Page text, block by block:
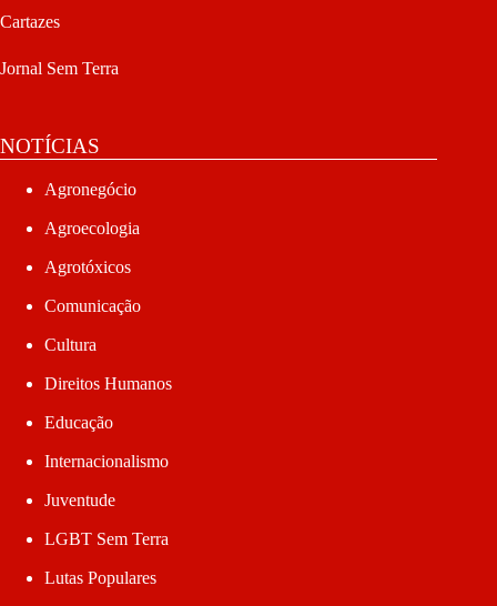
Cartazes
Jornal Sem Terra
NOTÍCIAS
Agronegócio
Agroecologia
Agrotóxicos
Comunicação
Cultura
Direitos Humanos
Educação
Internacionalismo
Juventude
LGBT Sem Terra
Lutas Populares